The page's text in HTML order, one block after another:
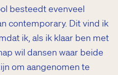
besteedt evenveel
contemporary. Dit vind ik
ik, als ik klaar ben met
wil dansen waar beide
om aangenomen te